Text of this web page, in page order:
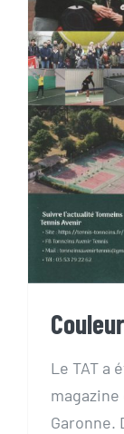
Le TAT a
Garonne.